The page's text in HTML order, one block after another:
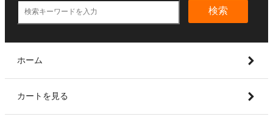
検索
ホーム
カートを見る